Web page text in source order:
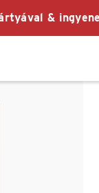
&